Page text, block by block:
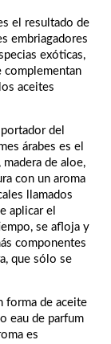
el resultado de
embriagadores
exóticas,
complementan
aceites
del
árabes es el
de aloe,
con un aroma
llamados
aplicar el
se afloja y
componentes
que sólo se
forma de aceite
eau de parfum
es